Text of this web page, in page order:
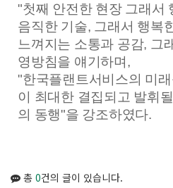
"첫째 안전한 현장 그래서
음직한 기술, 그래서 행복
느껴지는 소통과 공감, 그
영방침을 얘기하며,
"한국플랜트서비스의 미
이 최대한 결집되고 발휘
의 동행"을 강조하였다.
총 0건의 글이 있습니다.